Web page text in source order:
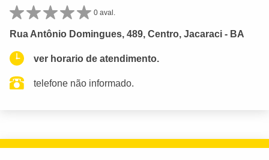
0 aval.
Rua Antônio Domingues, 489, Centro, Jacaraci - BA
ver horario de atendimento.
telefone não informado.